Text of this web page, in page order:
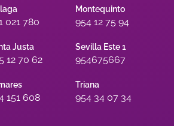
021 780
Montequinto
954 12 75 94
Justa
12 70 62
Sevilla Este 1
954675667
151 608
Triana
954 34 07 34